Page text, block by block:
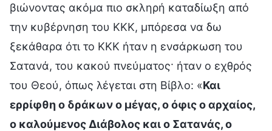
βιώνοντας ακόμα πιο σκληρή καταδίωξη από
την κυβέρνηση του ΚΚΚ, μπόρεσα να δω
ξεκάθαρα ότι το ΚΚΚ ήταν η ενσάρκωση του
Σατανά, του κακού πνεύματος· ήταν ο εχθρός
του Θεού, όπως λέγεται στη Βίβλο: «Και
ερρίφθη ο δράκων ο μέγας, ο όφις ο αρχαίος,
ο καλούμενος Διάβολος και ο Σατανάς, ο